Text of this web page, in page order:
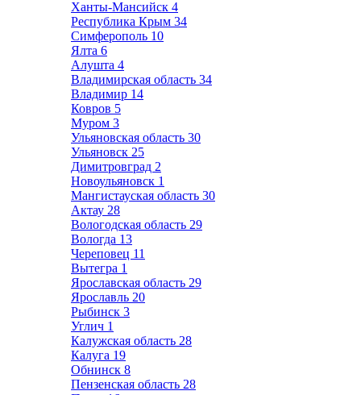
Ханты-Мансийск 4
Республика Крым 34
Симферополь 10
Ялта 6
Алушта 4
Владимирская область 34
Владимир 14
Ковров 5
Муром 3
Ульяновская область 30
Ульяновск 25
Димитровград 2
Новоульяновск 1
Мангистауская область 30
Актау 28
Вологодская область 29
Вологда 13
Череповец 11
Вытегра 1
Ярославская область 29
Ярославль 20
Рыбинск 3
Углич 1
Калужская область 28
Калуга 19
Обнинск 8
Пензенская область 28